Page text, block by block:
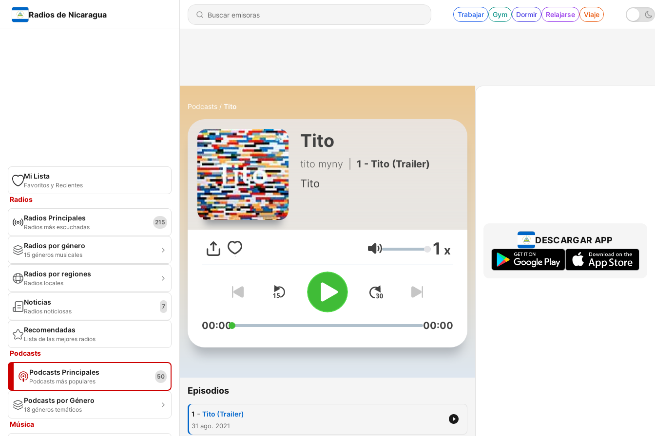
Radios de Nicaragua Trabajar Gym Dormir Relajarse Viaje
Mi Lista
Favoritos y Recientes
Radios
Radios Principales
Radios más escuchadas
215
Radios por género
15 géneros musicales
Radios por regiones
Radios locales
Noticias
Radios noticiosas
7
Recomendadas
Lista de las mejores radios
Podcasts
Podcasts Principales
Podcasts más populares
50
Podcasts por Género
18 géneros temáticos
Música
Podcasts Tito
Tito
tito myny 1 - Tito (Trailer)
Tito
Volumen 1 x
00:00 00:00
Episodios
1 - Tito (Trailer)
31 ago. 2021
DESCARGAR APP